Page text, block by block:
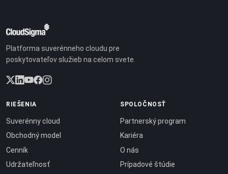
Platforma suverénneho cloudu pre
poskytovateľov služieb na celom svete.
RIEŠENIA
Suverénny cloud
Obchodný model
Cenník
Udržateľnosť
SPOLOČNOSŤ
Partnerský program
Kariéra
O nás
Prípadové štúdie